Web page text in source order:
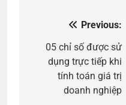
hướng
Previous:
05 chỉ số được sử
dụng trực tiếp khi
tính toán giá trị
doanh nghiệp